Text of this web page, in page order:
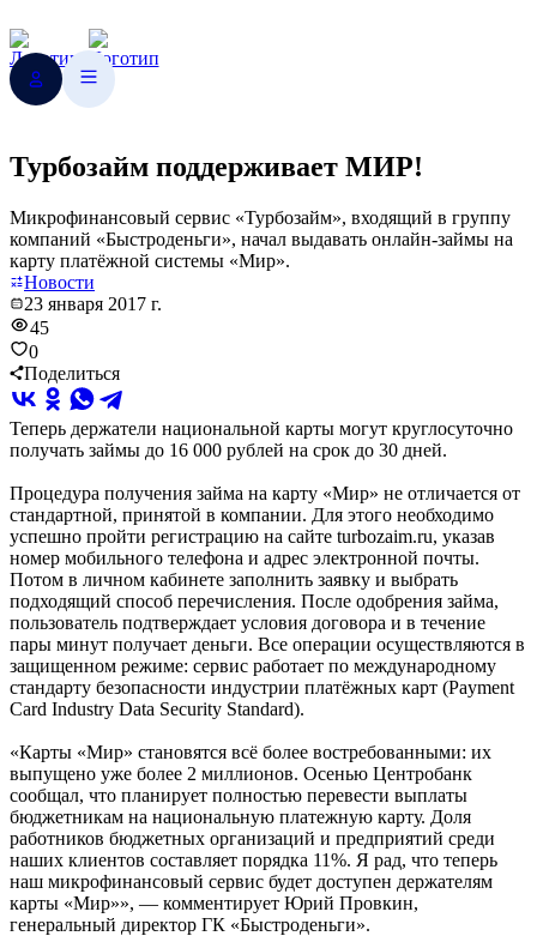
Турбозайм поддерживает МИР!
Микрофинансовый сервис «Турбозайм», входящий в группу
компаний «Быстроденьги», начал выдавать онлайн-займы на
карту платёжной системы «Мир».
Новости
23 января 2017 г.
45
0
Поделиться
Теперь держатели национальной карты могут круглосуточно
получать займы до 16 000 рублей на срок до 30 дней.
Процедура получения займа на карту «Мир» не отличается от
стандартной, принятой в компании. Для этого необходимо
успешно пройти регистрацию на сайте turbozaim.ru, указав
номер мобильного телефона и адрес электронной почты.
Потом в личном кабинете заполнить заявку и выбрать
подходящий способ перечисления. После одобрения займа,
пользователь подтверждает условия договора и в течение
пары минут получает деньги. Все операции осуществляются в
защищенном режиме: сервис работает по международному
стандарту безопасности индустрии платёжных карт (Payment
Card Industry Data Security Standard).
«Карты «Мир» становятся всё более востребованными: их
выпущено уже более 2 миллионов. Осенью Центробанк
сообщал, что планирует полностью перевести выплаты
бюджетникам на национальную платежную карту. Доля
работников бюджетных организаций и предприятий среди
наших клиентов составляет порядка 11%. Я рад, что теперь
наш микрофинансовый сервис будет доступен держателям
карты «Мир»», — комментирует Юрий Провкин,
генеральный директор ГК «Быстроденьги».